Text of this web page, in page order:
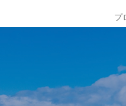
プ